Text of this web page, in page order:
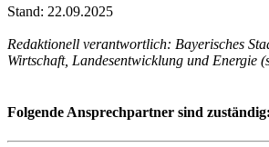
Stand: 22.09.2025
Redaktionell verantwortlich: Bayerisches
Wirtschaft, Landesentwicklung und Energie
Folgende Ansprechpartner sind zuständig: